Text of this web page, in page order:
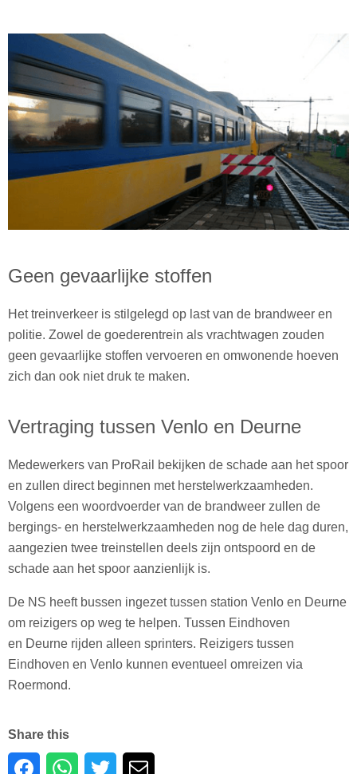
Geen gevaarlijke stoffen
Het treinverkeer is stilgelegd op last van de brandweer en
politie. Zowel de goederentrein als vrachtwagen zouden
geen gevaarlijke stoffen vervoeren en omwonende hoeven
zich dan ook niet druk te maken.
Vertraging tussen Venlo en Deurne
Medewerkers van ProRail bekijken de schade aan het spoor
en zullen direct beginnen met herstelwerkzaamheden.
Volgens een woordvoerder van de brandweer zullen de
bergings- en herstelwerkzaamheden nog de hele dag duren,
aangezien twee treinstellen deels zijn ontspoord en de
schade aan het spoor aanzienlijk is.
De NS heeft bussen ingezet tussen station Venlo en Deurne
om reizigers op weg te helpen. Tussen Eindhoven
en Deurne rijden alleen sprinters. Reizigers tussen
Eindhoven en Venlo kunnen eventueel omreizen via
Roermond.
Share this